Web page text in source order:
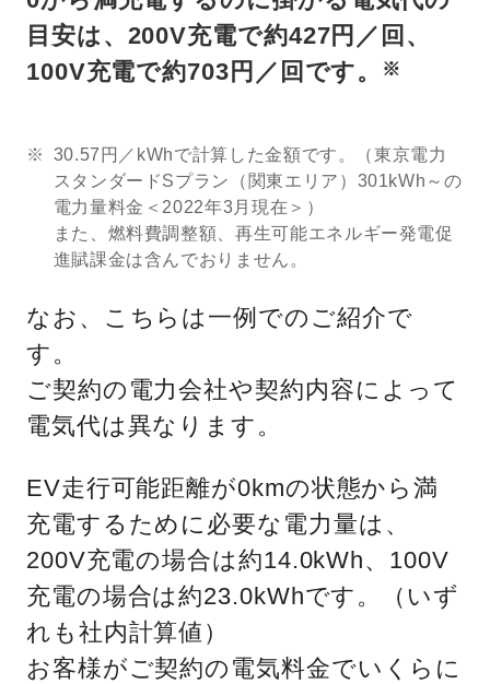
目安は、200V充電で約427円／回、
100V充電で約703円／回です。
※
30.57円／kWhで計算した金額です。（東京電力
スタンダードSプラン（関東エリア）301kWh～の
電力量料金＜2022年3月現在＞）
また、燃料費調整額、再生可能エネルギー発電促
進賦課金は含んでおりません。
なお、こちらは一例でのご紹介で
す。
ご契約の電力会社や契約内容によって
電気代は異なります。
EV走行可能距離が0kmの状態から満
充電するために必要な電力量は、
200V充電の場合は約14.0kWh、100V
充電の場合は約23.0kWhです。（いず
れも社内計算値）
お客様がご契約の電気料金でいくらに